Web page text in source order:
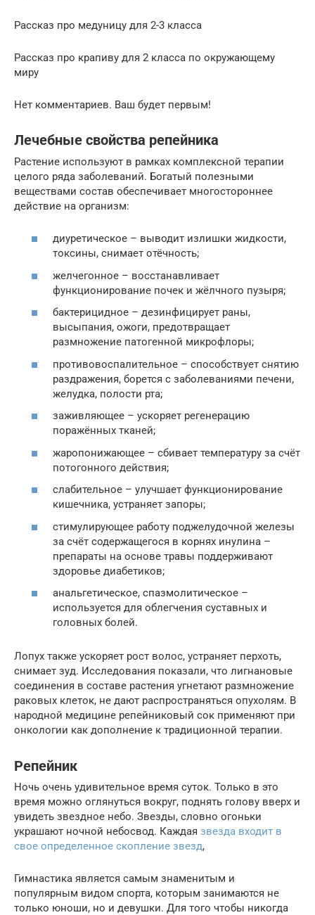
Рассказ про медуницу для 2-3 класса
Рассказ про крапиву для 2 класса по окружающему
миру
Нет комментариев. Ваш будет первым!
Лечебные свойства репейника
Растение используют в рамках комплексной терапии
целого ряда заболеваний. Богатый полезными
веществами состав обеспечивает многостороннее
действие на организм:
диуретическое – выводит излишки жидкости,
токсины, снимает отёчность;
желчегонное – восстанавливает
функционирование почек и жёлчного пузыря;
бактерицидное – дезинфицирует раны,
высыпания, ожоги, предотвращает
размножение патогенной микрофлоры;
противовоспалительное – способствует снятию
раздражения, борется с заболеваниями печени,
желудка, полости рта;
заживляющее – ускоряет регенерацию
поражённых тканей;
жаропонижающее – сбивает температуру за счёт
потогонного действия;
слабительное – улучшает функционирование
кишечника, устраняет запоры;
стимулирующее работу поджелудочной железы
за счёт содержащегося в корнях инулина –
препараты на основе травы поддерживают
здоровье диабетиков;
анальгетическое, спазмолитическое –
используется для облегчения суставных и
головных болей.
Лопух также ускоряет рост волос, устраняет перхоть,
снимает зуд. Исследования показали, что лигнановые
соединения в составе растения угнетают размножение
раковых клеток, не дают распространяться опухолям. В
народной медицине репейниковый сок применяют при
онкологии как дополнение к традиционной терапии.
Репейник
Ночь очень удивительное время суток. Только в это
время можно оглянуться вокруг, поднять голову вверх и
увидеть звездное небо. Звезды, словно огоньки
украшают ночной небосвод. Каждая звезда входит в
свое определенное скопление звезд,
Гимнастика является самым знаменитым и
популярным видом спорта, которым занимаются не
только юноши, но и девушки. Для того чтобы никогда